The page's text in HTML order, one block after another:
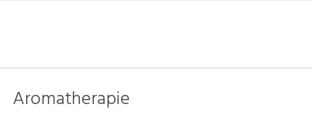
Aromatherapie